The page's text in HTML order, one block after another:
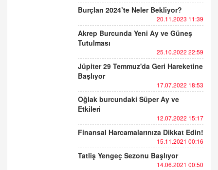
Burçları 2024’te Neler Bekliyor?
20.11.2023 11:39
Akrep Burcunda Yeni Ay ve Güneş
Tutulması
25.10.2022 22:59
Jüpiter 29 Temmuz'da Geri Hareketine
Başlıyor
17.07.2022 18:53
Oğlak burcundaki Süper Ay ve
Etkileri
12.07.2022 15:17
Finansal Harcamalarınıza Dikkat Edin!
15.11.2021 00:16
Tatliş Yengeç Sezonu Başlıyor
14.06.2021 00:50